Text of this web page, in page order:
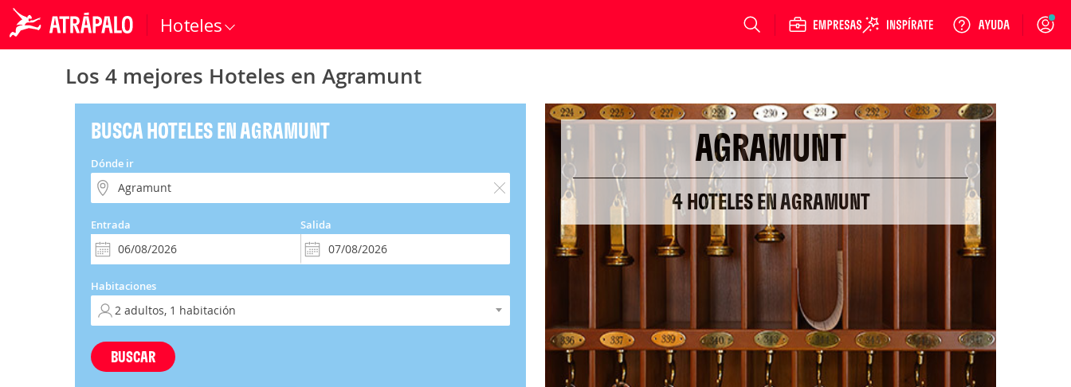
Hoteles Login
Los 4 mejores Hoteles en Agramunt
BUSCA HOTELES EN AGRAMUNT
Dónde ir
Entrada Salida
Habitaciones
BUSCAR
AGRAMUNT
4 HOTELES EN AGRAMUNT